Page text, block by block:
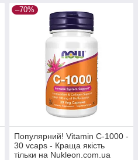
–70%
Популярний! Vitamin C-1000 -
30 vcaps - Краща якість
тільки на Nukleon.com.ua